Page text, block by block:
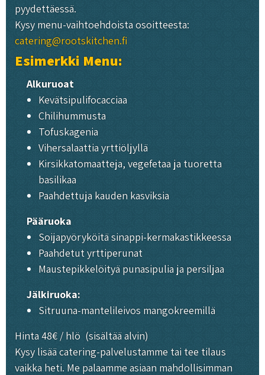
pyydettäessä.
Kysy menu-vaihtoehdoista osoitteesta:
catering@rootskitchen.fi
Esimerkki Menu:
Alkuruoat
Kevätsipulifocacciaa
Chilihummusta
Tofuskagenia
Vihersalaattia yrttiöljyllä
Kirsikkatomaatteja, vegefetaa ja tuoretta
basilikaa
Paahdettuja kauden kasviksia
Pääruoka
Soijapyöryköitä sinappi-kermakastikkeessa
Paahdetut yrttiperunat
Maustepikkelöityä punasipulia ja persiljaa
Jälkiruoka:
Sitruuna-mantelileivos mangokreemillä
Hinta 48€ / hlö (sisältää alvin)
Kysy lisää catering-palvelustamme tai tee tilaus
vaikka heti. Me palaamme asiaan mahdollisimman